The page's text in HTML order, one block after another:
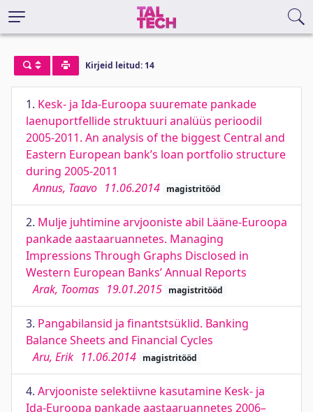
Kirjeid leitud: 14
1. Kesk- ja Ida-Euroopa suuremate pankade
laenuportfellide struktuuri analüüs perioodil
2005-2011. An analysis of the biggest Central and
Eastern European bank’s loan portfolio structure
during 2005-2011
Annus, Taavo 11.06.2014 magistritööd
2. Mulje juhtimine arvjooniste abil Lääne-Euroopa
pankade aastaaruannetes. Managing
Impressions Through Graphs Disclosed in
Western European Banks’ Annual Reports
Arak, Toomas 19.01.2015 magistritööd
3. Pangabilansid ja finantstsüklid. Banking
Balance Sheets and Financial Cycles
Aru, Erik 11.06.2014 magistritööd
4. Arvjooniste selektiivne kasutamine Kesk- ja
Ida-Euroopa pankade aastaaruannetes 2006–